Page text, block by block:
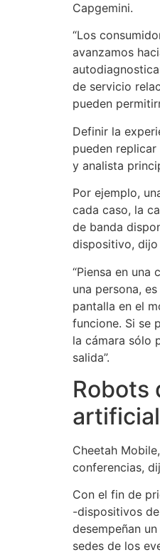
Capgemini.
“Los
avanzamos
de servicio
pueden
Definir la
pueden
y analista
Por ejemplo,
cada caso, la
de banda
dispositivo, dijo
“Piensa en una
una persona,
pantalla en el
funcione. Si se
la cámara sólo
salida”.
Robots
artificial
Cheetah
conferencias,
Con el fin de
-dispositivos
desempeñan
sedes de los